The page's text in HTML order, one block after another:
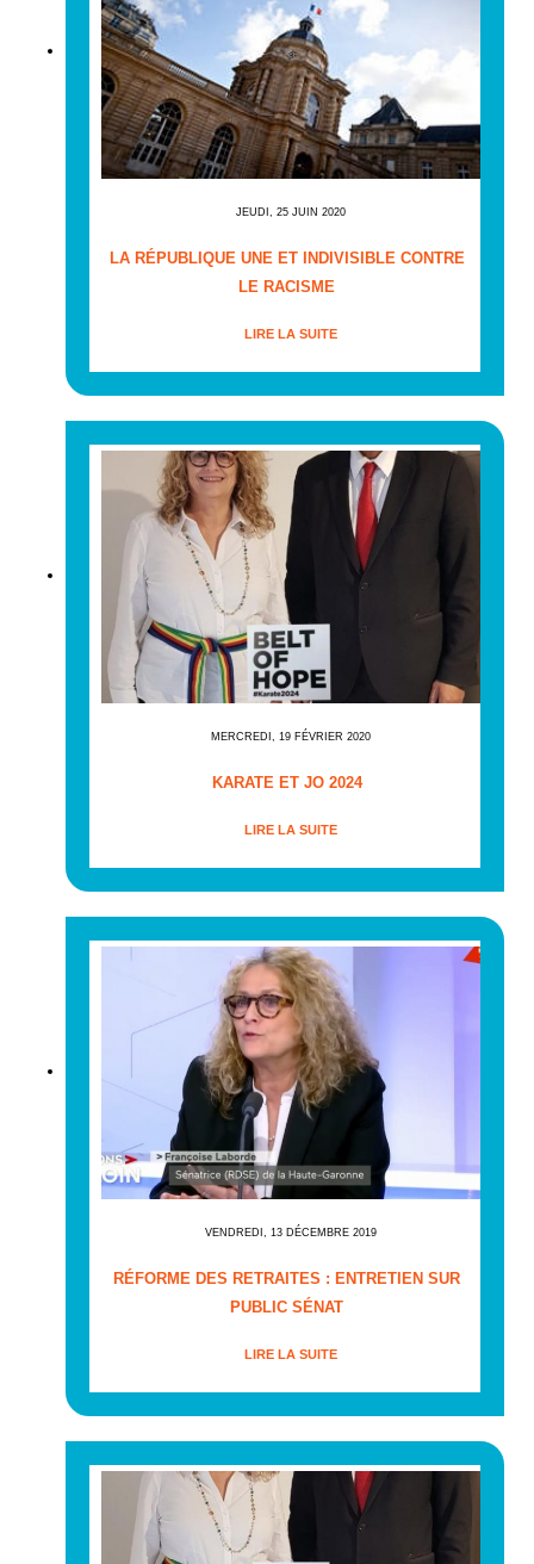
JEUDI, 25 JUIN 2020
LA RÉPUBLIQUE UNE ET INDIVISIBLE CONTRE
LE RACISME
LIRE LA SUITE
MERCREDI, 19 FÉVRIER 2020
KARATE ET JO 2024
LIRE LA SUITE
VENDREDI, 13 DÉCEMBRE 2019
RÉFORME DES RETRAITES : ENTRETIEN SUR
PUBLIC SÉNAT
LIRE LA SUITE